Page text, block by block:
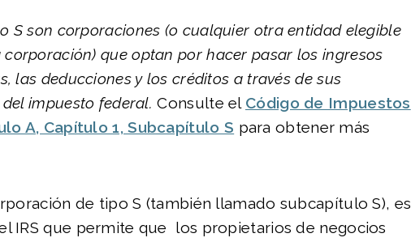
S son corporaciones (o cualquier otra entidad elegible
que optan por hacer pasar los ingresos
las deducciones y los créditos a través de sus
impuesto federal.Consulte el Código de Impuestos
A, Capítulo 1, Subcapítulo S para obtener más
de tipo S (también llamado subcapítulo S), es
IRS que permite que los propietarios de negocios